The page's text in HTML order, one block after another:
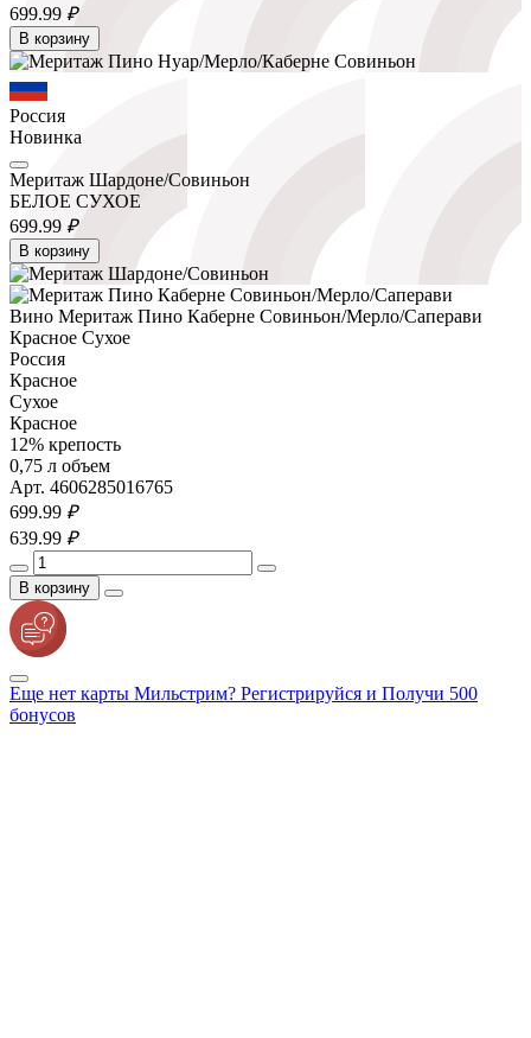
699.99 ₽
В корзину
Россия
Новинка
Меритаж Шардоне/Совиньон
БЕЛОЕ СУХОЕ
699.99 ₽
В корзину
Вино Меритаж Пино Каберне Совиньон/Мерло/Саперави
Красное Сухое
Россия
Красное
Сухое
Красное
12% крепость
0,75 л объем
Арт. 4606285016765
699.99 ₽
639.99 ₽
В корзину
Еще нет карты Мильстрим? Регистрируйся и Получи 500
бонусов